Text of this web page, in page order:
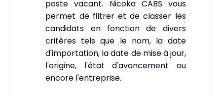
poste vacant. Nicoka CABS vous
permet de filtrer et de classer les
candidats en fonction de divers
critères tels que le nom, la date
d'importation, la date de mise à jour,
l'origine, l'état d'avancement ou
encore l'entreprise.